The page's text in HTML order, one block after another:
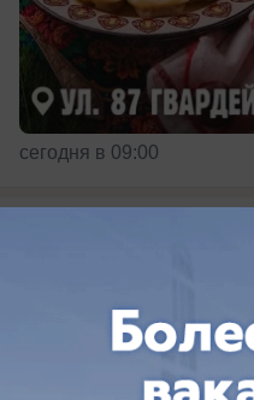
сегодня в 09:00
Август радует солнцем